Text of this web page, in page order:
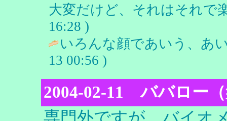
大変だけど、それはそれで
16:28 )
いろんな顔であいう、あ
13 00:56 )
2004-02-11 ババロー